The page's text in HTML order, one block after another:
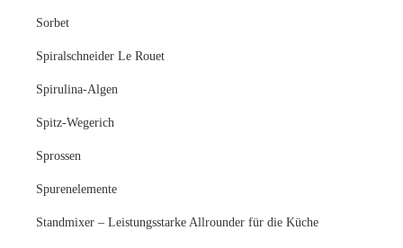
Sorbet
Spiralschneider Le Rouet
Spirulina-Algen
Spitz-Wegerich
Sprossen
Spurenelemente
Standmixer – Leistungsstarke Allrounder für die Küche